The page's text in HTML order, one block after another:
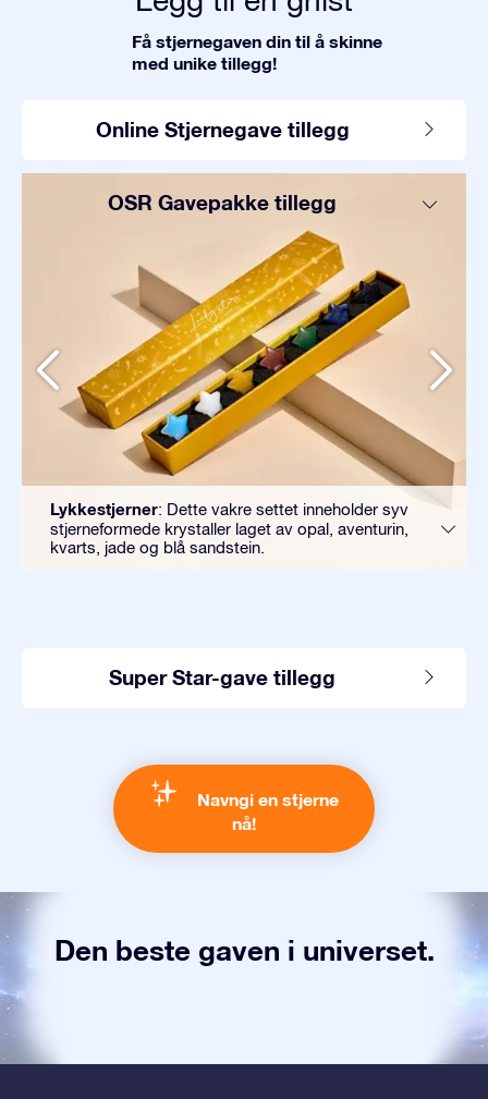
Få stjernegaven din til å skinne
med unike tillegg!
Online Stjernegave tillegg
OSR Gavepakke tillegg
Lykkestjerner: Dette vakre settet inneholder syv
stjerneformede krystaller laget av opal, aventurin,
kvarts, jade og blå sandstein.
Super Star-gave tillegg
Navngi en stjerne
nå!
Den beste gaven i universet.